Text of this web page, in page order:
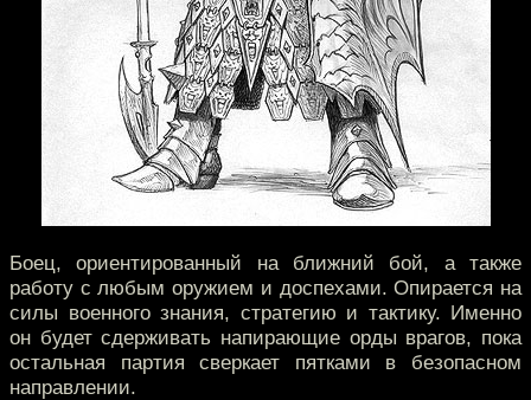
Боец, ориентированный на ближний бой, а также
работу с любым оружием и доспехами. Опирается на
силы военного знания, стратегию и тактику. Именно
он будет сдерживать напирающие орды врагов, пока
остальная партия сверкает пятками в безопасном
направлении.